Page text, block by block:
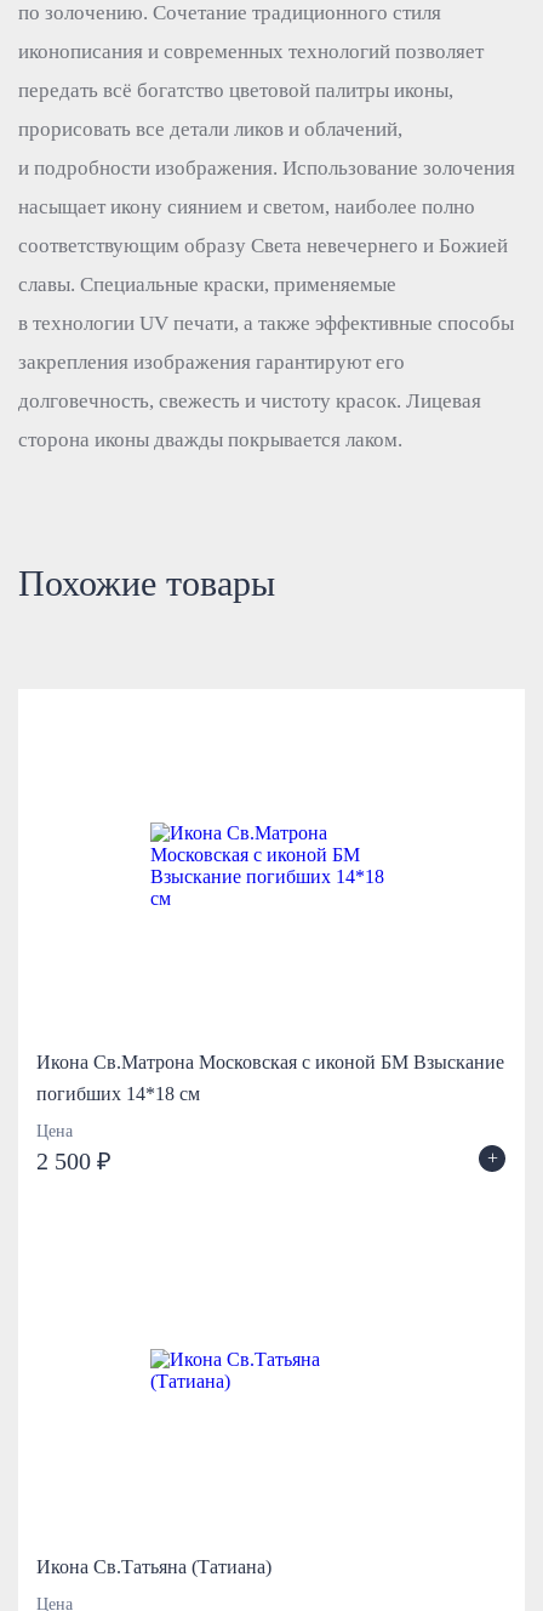
по золочению. Сочетание традиционного стиля
иконописания и современных технологий позволяет
передать всё богатство цветовой палитры иконы,
прорисовать все детали ликов и облачений,
и подробности изображения. Использование золочения
насыщает икону сиянием и светом, наиболее полно
соответствующим образу Света невечернего и Божией
славы. Специальные краски, применяемые
в технологии UV печати, а также эффективные способы
закрепления изображения гарантируют его
долговечность, свежесть и чистоту красок. Лицевая
сторона иконы дважды покрывается лаком.
Похожие товары
Икона Св.Матрона Московская с иконой БМ Взыскание
погибших 14*18 см
Цена
2 500 ₽ +
Икона Св.Татьяна (Татиана)
Цена